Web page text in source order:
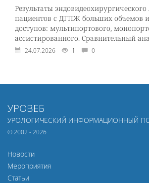
Результаты эндовидеохирургического
пациентов с ДГПЖ больших объемов
доступов: мультипортового,
ассистированного. Сравнительный
24.07.2026 1 0
УРОВЕБ
УРОЛОГИЧЕСКИЙ ИНФОРМАЦИОННЫЙ
© 2002 - 2026
Новости
Мероприятия
Статьи